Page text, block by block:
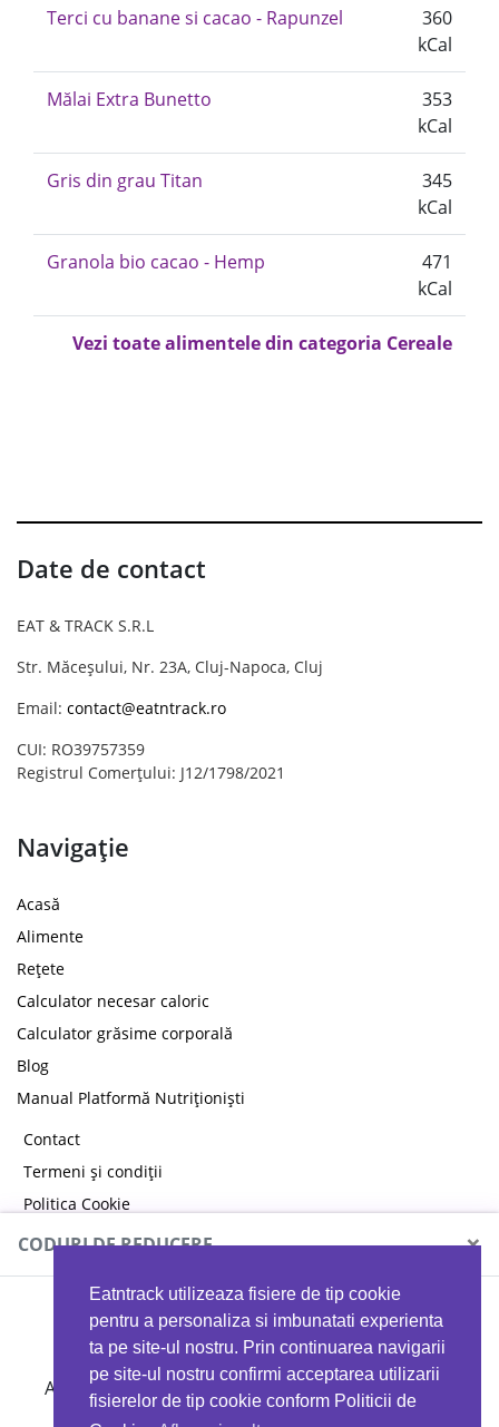
Eatntrack utilizeaza fisiere de tip cookie
pentru a personaliza si imbunatati experienta
ta pe site-ul nostru. Prin continuarea navigarii
pe site-ul nostru confirmi acceptarea utilizarii
fisierelor de tip cookie conform Politicii de
Terci cu banane si cacao - Rapunzel
360
kCal
Mălai Extra Bunetto
353
kCal
Gris din grau Titan
345
kCal
Granola bio cacao - Hemp
471
kCal
Vezi toate alimentele din categoria Cereale
Date de contact
EAT & TRACK S.R.L
Str. Măceșului, Nr. 23A, Cluj-Napoca, Cluj
Email: contact@eatntrack.ro
CUI: RO39757359
Registrul Comerțului: J12/1798/2021
Navigație
Acasă
Alimente
Rețete
Calculator necesar caloric
Calculator grăsime corporală
Blog
Manual Platformă Nutriționiști
Contact
Termeni și condiții
Politica Cookie
Politica de confidențialitate
CODURI DE REDUCERE ×
MYPROTEIN
Ai 40%reducere la orice comandă folosind codul
EATTRACK